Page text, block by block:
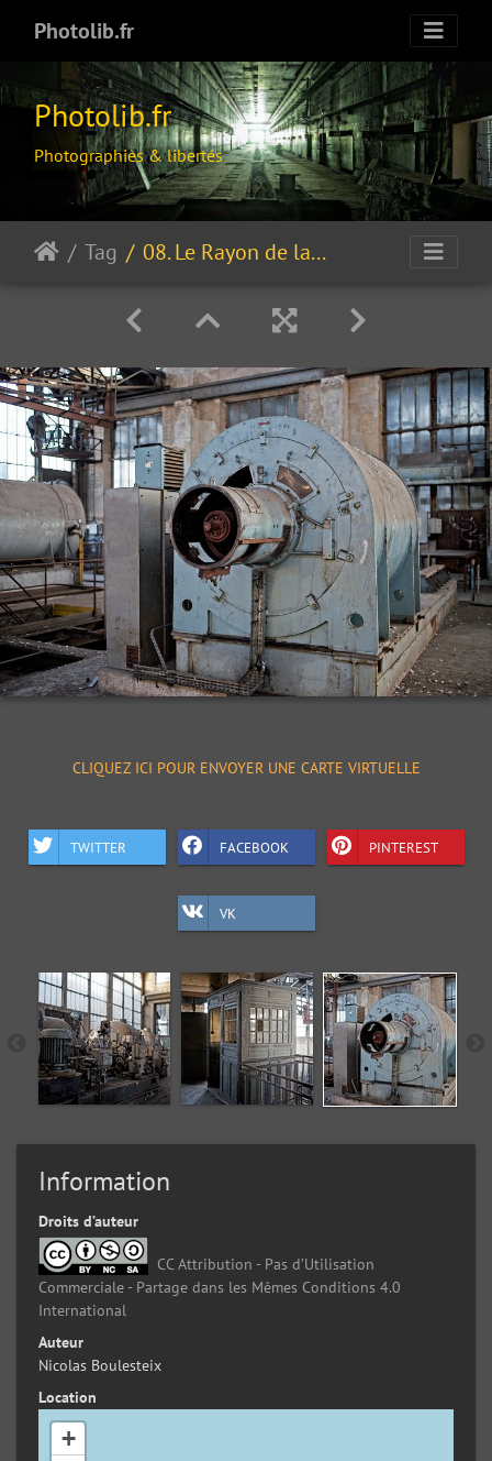
Photolib.fr
Photolib.fr
Photographies & libertés
Tag 08. Le Rayon de la mort !
CLIQUEZ ICI POUR ENVOYER UNE CARTE VIRTUELLE
TWITTER FACEBOOK PINTEREST
VK
Information
Droits d’auteur
CC Attribution - Pas d’Utilisation
Commerciale - Partage dans les Mêmes Conditions 4.0
International
Auteur
Nicolas Boulesteix
Location
+